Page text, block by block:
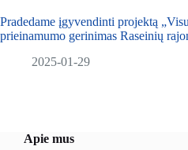
Pradedame įgyvendinti projektą
prieinamumo gerinimas Raseinių
2025-01-29
Apie mus